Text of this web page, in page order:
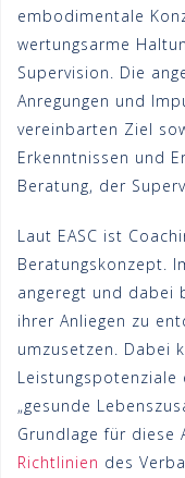
embodimentale
wertungsarme
Supervision. Die
Anregungen und
vereinbarten Ziel
Erkenntnissen und
Beratung, der
Laut EASC ist
Beratungskonzept.
angeregt und dabei
ihrer Anliegen zu
umzusetzen. Dabei
„gesunde
Grundlage für diese
Richtlinien des